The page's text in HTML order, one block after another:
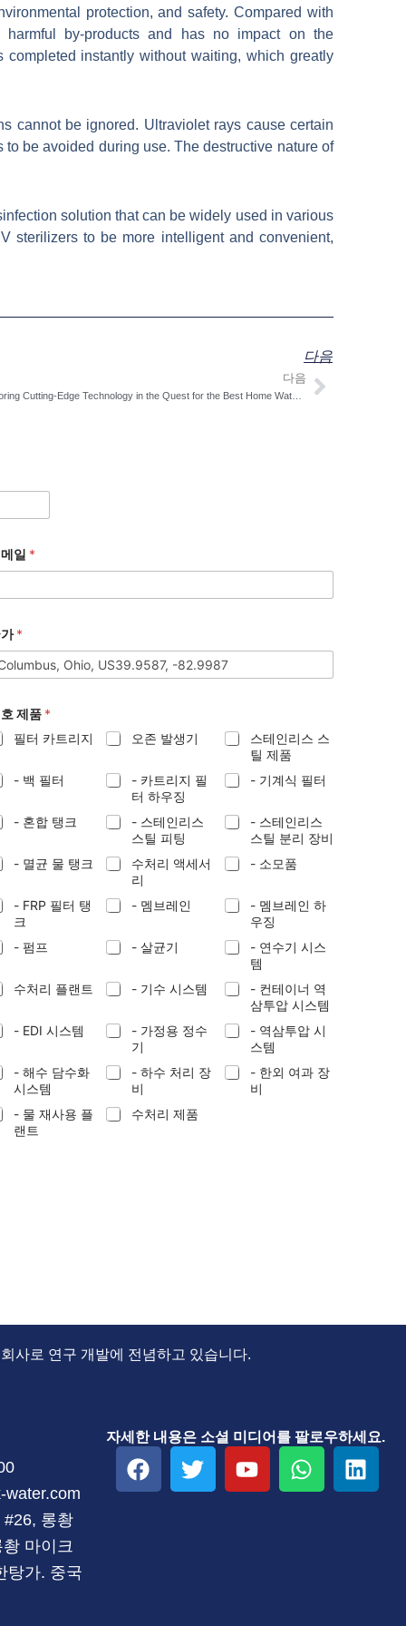
protection, and safety. Compared with
by-products and has no impact on the
instantly without waiting, which greatly
cannot be ignored. Ultraviolet rays cause certain
be avoided during use. The destructive nature of
solution that can be widely used in various
sterilizers to be more intelligent and convenient,
다음
다음
Exploring Cutting-Edge Technology in the Quest for the Best Home Water Filter 다음
일 *
*
제품 *
필터 카트리지
오존 발생기
스테인리스 스
틸 제품
- 백 필터
- 카트리지 필
터 하우징
- 기계식 필터
- 혼합 탱크
- 스테인리스
스틸 피팅
- 스테인리스
스틸 분리 장비
- 멸균 물 탱크
수처리 액세서
리
- 소모품
- FRP 필터 탱
크
- 멤브레인
- 멤브레인 하
우징
- 펌프
- 살균기
- 연수기 시스
템
수처리 플랜트
- 기수 시스템
- 컨테이너 역
삼투압 시스템
- EDI 시스템
- 가정용 정수
기
- 역삼투압 시
스템
- 해수 담수화
시스템
- 하수 처리 장
비
- 한외 여과 장
비
- 물 재사용 플
랜트
수처리 제품
사로 연구 개발에 전념하고 있습니다.
water.com
#26, 롱촹
마이크
탕가. 중국
자세한 내용은 소셜 미디어를 팔로우하세요.
F
a
트
위
유
튜
W
h
링
크